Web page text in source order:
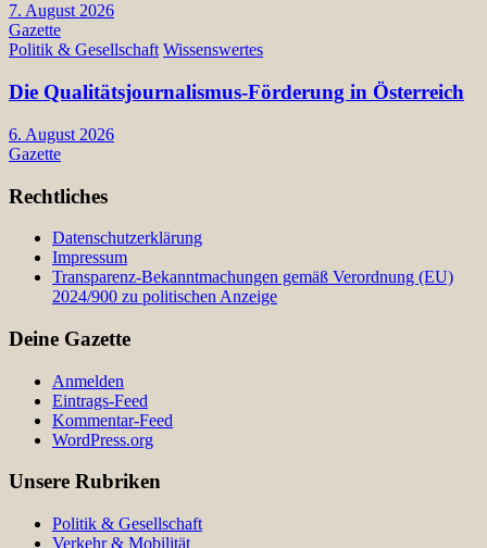
7. August 2026
Gazette
Politik & Gesellschaft Wissenswertes
Die Qualitätsjournalismus-Förderung in Österreich
6. August 2026
Gazette
Rechtliches
Datenschutzerklärung
Impressum
Transparenz-Bekanntmachungen gemäß Verordnung (EU)
2024/900 zu politischen Anzeige
Deine Gazette
Anmelden
Eintrags-Feed
Kommentar-Feed
WordPress.org
Unsere Rubriken
Politik & Gesellschaft
Verkehr & Mobilität